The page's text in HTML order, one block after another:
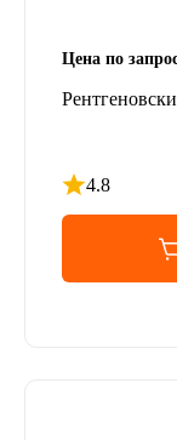
Цена по
4.8
Рейтинг 4.8 из